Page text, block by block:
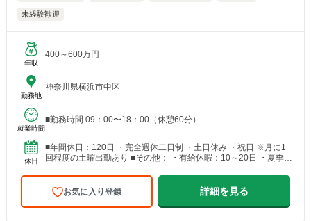
未経験歓迎
年収
400～600万円
勤務地
神奈川県横浜市中区
就業時間
■勤務時間 09：00〜18：00（休憩60分）
休日
■年間休日：120日 ・完全週休二日制 ・土日休み ・祝日 ※月に1
回程度の土曜出勤あり ■その他： ・有給休暇：10～20日 ・夏季休
お気に入り登録 詳細を見る